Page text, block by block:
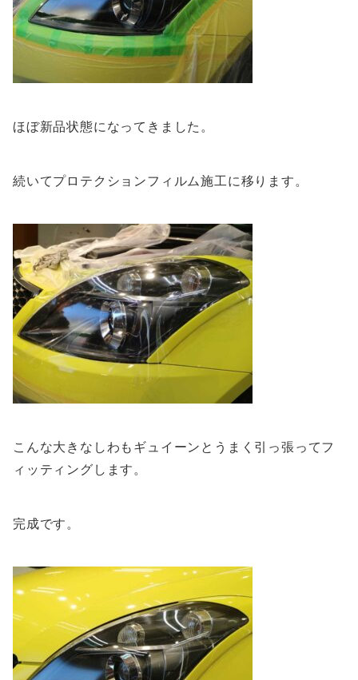
ほぼ新品状態になってきました。
続いてプロテクションフィルム施工に移ります。
こんな大きなしわもギュイーンとうまく引っ張ってフ
ィッティングします。
完成です。